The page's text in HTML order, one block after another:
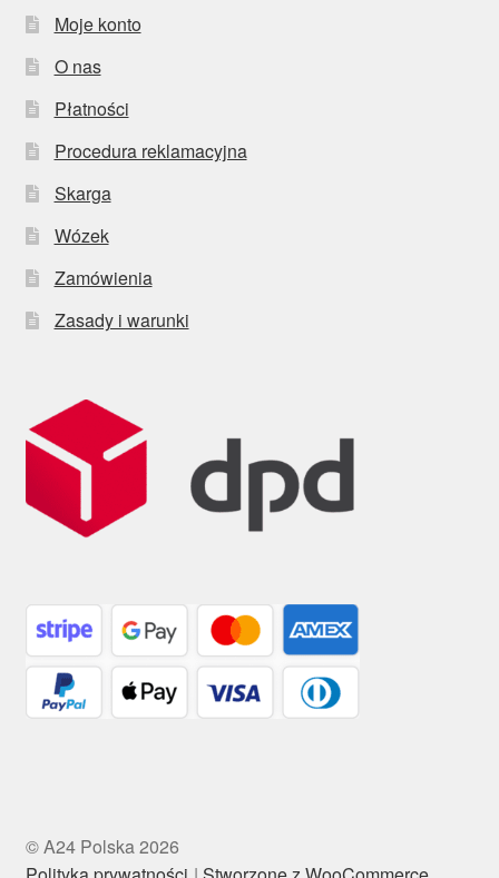
Moje konto
O nas
Płatności
Procedura reklamacyjna
Skarga
Wózek
Zamówienia
Zasady i warunki
© A24 Polska 2026